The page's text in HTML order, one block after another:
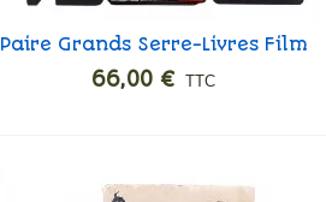
Ajouter
Paire Grands Serre-Livres Film
Noir
66,00 € TTC